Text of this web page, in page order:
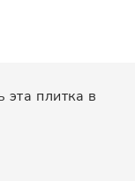
плитка в